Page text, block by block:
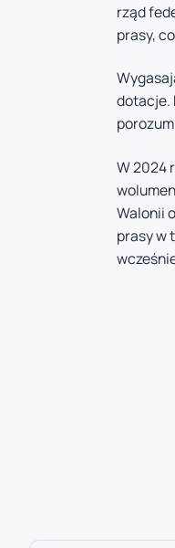
rząd
prasy,
dotacje.
W 2024
Walonii
prasy w